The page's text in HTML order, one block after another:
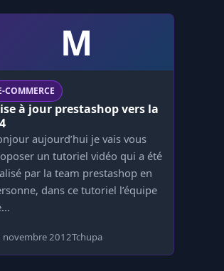
M
COMMERCE
à jour prestashop vers la
aujourd’hui je vais vous
un tutoriel vidéo qui a été
par la team prestashop en
dans ce tutoriel l’équipe
novembre 2012Tchupa